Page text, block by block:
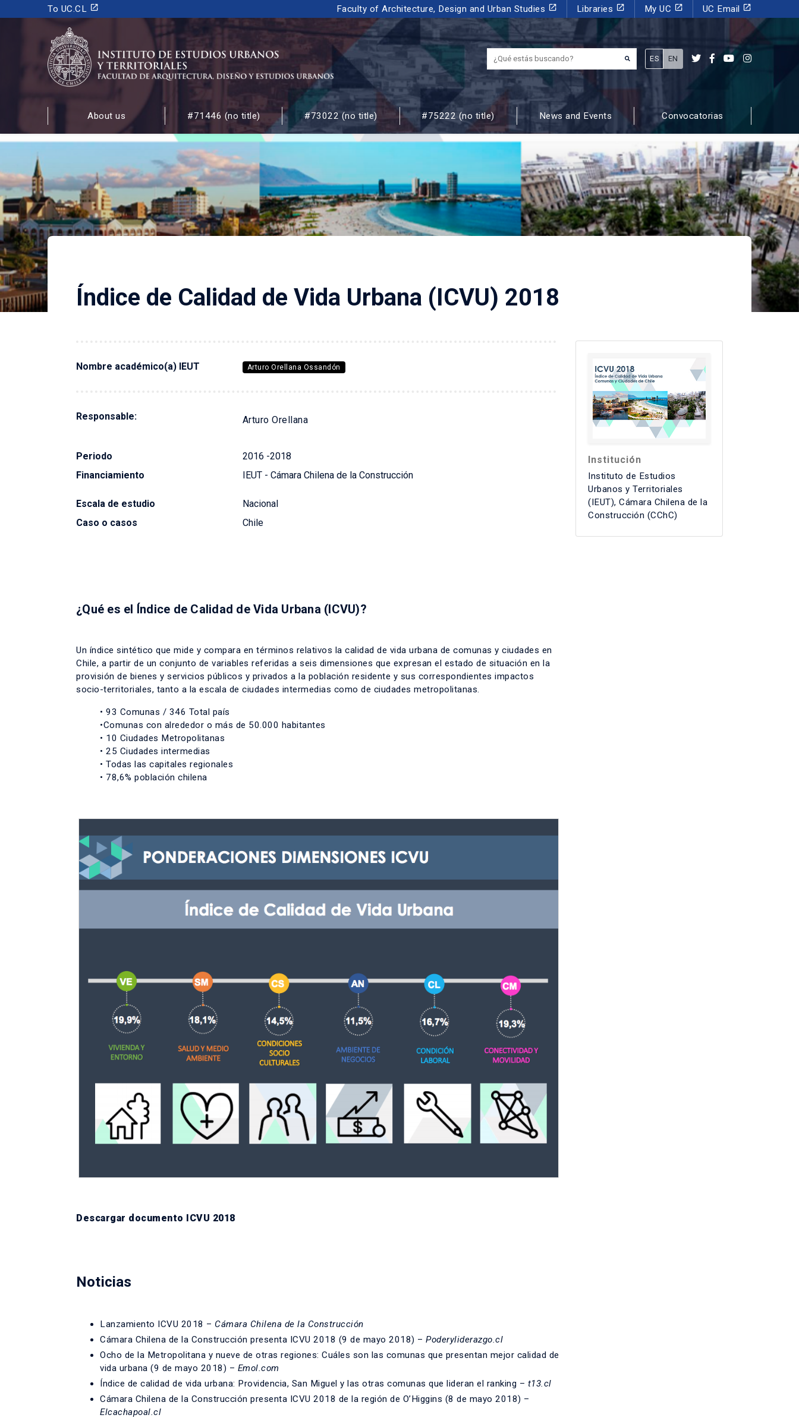
To UC.CL launch Faculty of Architecture, Design and Urban Studies launch Libraries launch My UC launch UC Email launch
INSTITUTO DE ESTUDIOS URBANOS
Y TERRITORIALES
FACULTAD DE ARQUITECTURA, DISEÑO Y ESTUDIOS URBANOS
¿Qué estás buscando?
ES EN
About us #71446 (no title) #73022 (no title) #75222 (no title) News and Events Convocatorias
Índice de Calidad de Vida Urbana (ICVU) 2018
Nombre académico(a) IEUT Arturo Orellana Ossandón
Responsable: Arturo Orellana
Periodo
2016 -2018
Financiamiento
IEUT - Cámara Chilena de la Construcción
Escala de estudio
Nacional
Caso o casos
Chile
Institución
Instituto de Estudios
Urbanos y Territoriales
(IEUT), Cámara Chilena de la
Construcción (CChC)
¿Qué es el Índice de Calidad de Vida Urbana (ICVU)?
Un índice sintético que mide y compara en términos relativos la calidad de vida urbana de comunas y ciudades en
Chile, a partir de un conjunto de variables referidas a seis dimensiones que expresan el estado de situación en la
provisión de bienes y servicios públicos y privados a la población residente y sus correspondientes impactos
socio-territoriales, tanto a la escala de ciudades intermedias como de ciudades metropolitanas.
• 93 Comunas / 346 Total país
•Comunas con alrededor o más de 50.000 habitantes
• 10 Ciudades Metropolitanas
• 25 Ciudades intermedias
• Todas las capitales regionales
• 78,6% población chilena
Descargar documento ICVU 2018
Noticias
Lanzamiento ICVU 2018 – Cámara Chilena de la Construcción
Cámara Chilena de la Construcción presenta ICVU 2018 (9 de mayo 2018) – Poderyliderazgo.cl
Ocho de la Metropolitana y nueve de otras regiones: Cuáles son las comunas que presentan mejor calidad de
vida urbana (9 de mayo 2018) – Emol.com
Índice de calidad de vida urbana: Providencia, San Miguel y las otras comunas que lideran el ranking – t13.cl
Cámara Chilena de la Construcción presenta ICVU 2018 de la región de O’Higgins (8 de mayo 2018) –
Elcachapoal.cl